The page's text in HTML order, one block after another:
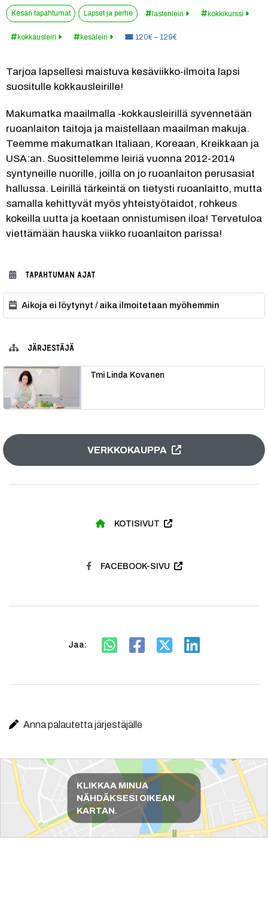
Kesän tapahtumat Lapset ja perhe lastenleiri kokkikurssi
kokkausleiri kesäleiri Hinta:120€ – 129€
Tarjoa lapsellesi maistuva kesäviikko-ilmoita lapsi
suositulle kokkausleirille!
Makumatka maailmalla -kokkausleirillä syvennetään
ruoanlaiton taitoja ja maistellaan maailman makuja.
Teemme makumatkan Italiaan, Koreaan, Kreikkaan ja
USA:an. Suosittelemme leiriä vuonna 2012-2014
syntyneille nuorille, joilla on jo ruoanlaiton perusasiat
hallussa. Leirillä tärkeintä on tietysti ruoanlaitto, mutta
samalla kehittyvät myös yhteistyötaidot, rohkeus
kokeilla uutta ja koetaan onnistumisen iloa! Tervetuloa
viettämään hauska viikko ruoanlaiton parissa!
TAPAHTUMAN AJAT
Aikoja ei löytynyt / aika ilmoitetaan myöhemmin
JÄRJESTÄJÄ
Tmi Linda Kovanen
VERKKOKAUPPA
KOTISIVUT
FACEBOOK-SIVU
Jaa:
Anna palautetta järjestäjälle
Reittiohjeet
KLIKKAA MINUA
NÄHDÄKSESI OIKEAN
KARTAN.